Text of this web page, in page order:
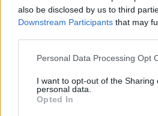
also be disclosed by us to third
Downstream Participants that may
Personal Data Processing Opt
I want to opt-out of the Sharing
personal data.
Opted In
ΣΤΗΝ ΙΔΙΑ
Η
τις πόζες